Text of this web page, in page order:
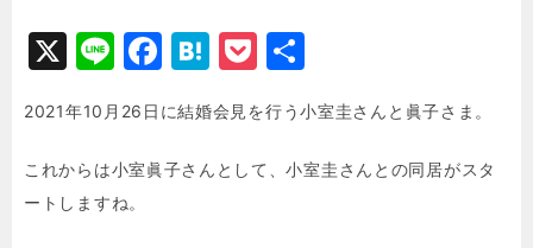
X
Li
e
F
c
e
H
e
n
P
c
k
2021年10月26日に結婚会見を行う小室圭さんと眞子さま。
これからは小室眞子さんとして、小室圭さんとの同居がスタ
ートしますね。